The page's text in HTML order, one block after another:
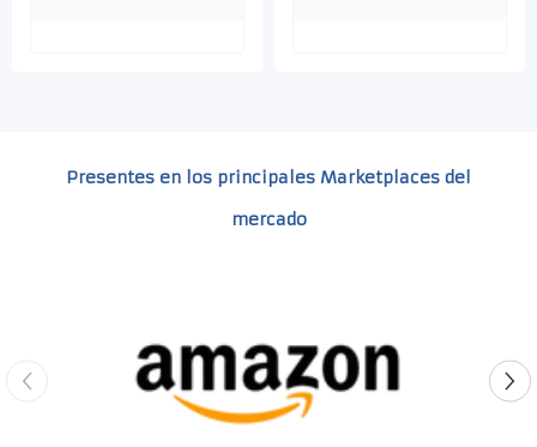
Presentes en los principales Marketplaces del
mercado